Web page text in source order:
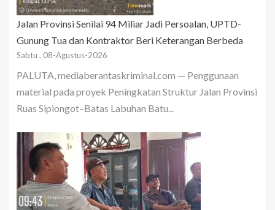
Jalan Provinsi Senilai 94 Miliar Jadi Persoalan, UPTD-
Gunung Tua dan Kontraktor Beri Keterangan Berbeda
Sabtu , 08-Agustus-2026
PALUTA, mediaberantaskriminal.com — Penggunaan
material pada proyek Peningkatan Struktur Jalan Provinsi
Ruas Sipiongot–Batas Labuhan Batu...